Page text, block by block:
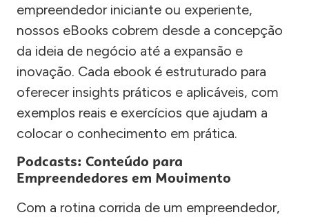
empreendedor iniciante ou experiente,
nossos eBooks cobrem desde a concepção
da ideia de negócio até a expansão e
inovação. Cada ebook é estruturado para
oferecer insights práticos e aplicáveis, com
exemplos reais e exercícios que ajudam a
colocar o conhecimento em prática.
Podcasts: Conteúdo para
Empreendedores em Movimento
Com a rotina corrida de um empreendedor,